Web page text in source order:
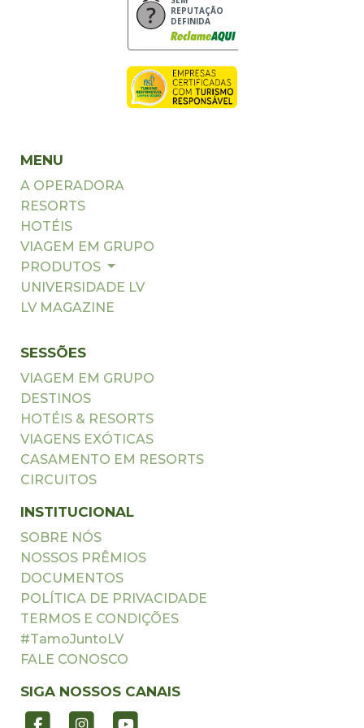
REPUTAÇÃO
DEFINIDA
MENU
A OPERADORA
RESORTS
HOTÉIS
VIAGEM EM GRUPO
PRODUTOS
UNIVERSIDADE LV
LV MAGAZINE
SESSÕES
VIAGEM EM GRUPO
DESTINOS
HOTÉIS & RESORTS
VIAGENS EXÓTICAS
CASAMENTO EM RESORTS
CIRCUITOS
INSTITUCIONAL
SOBRE NÓS
NOSSOS PRÊMIOS
DOCUMENTOS
POLÍTICA DE PRIVACIDADE
TERMOS E CONDIÇÕES
#TamoJuntoLV
FALE CONOSCO
SIGA NOSSOS CANAIS